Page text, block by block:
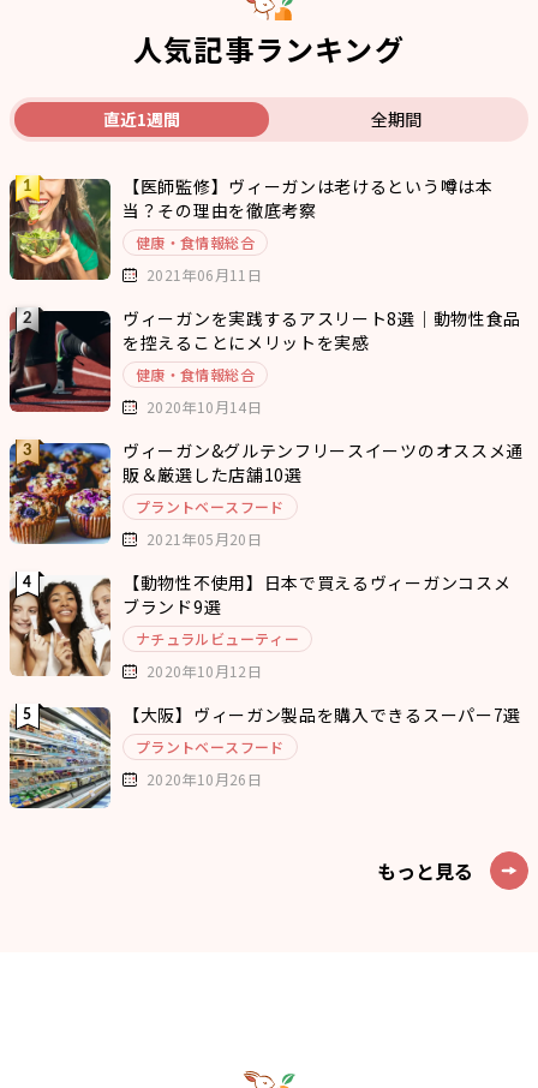
人気記事ランキング
直近1週間 全期間
【医師監修】ヴィーガンは老けるという噂は本
当？その理由を徹底考察
健康・食情報総合
2021年06月11日
ヴィーガンを実践するアスリート8選｜動物性食品
を控えることにメリットを実感
健康・食情報総合
2020年10月14日
ヴィーガン&グルテンフリースイーツのオススメ通
販＆厳選した店舗10選
プラントベースフード
2021年05月20日
【動物性不使用】日本で買えるヴィーガンコスメ
ブランド9選
ナチュラルビューティー
2020年10月12日
【大阪】ヴィーガン製品を購入できるスーパー7選
プラントベースフード
2020年10月26日
もっと見る